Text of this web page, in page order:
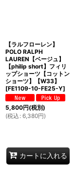
【ラルフローレン】
POLO RALPH
LAUREN【ベージュ】
【philip short】フィリ
ップショーツ【コットン
ショーツ】【W33】
[FE1109-10-FE25-Y]
5,800円(税別)
(税込 : 6,380円)
カートに入れる